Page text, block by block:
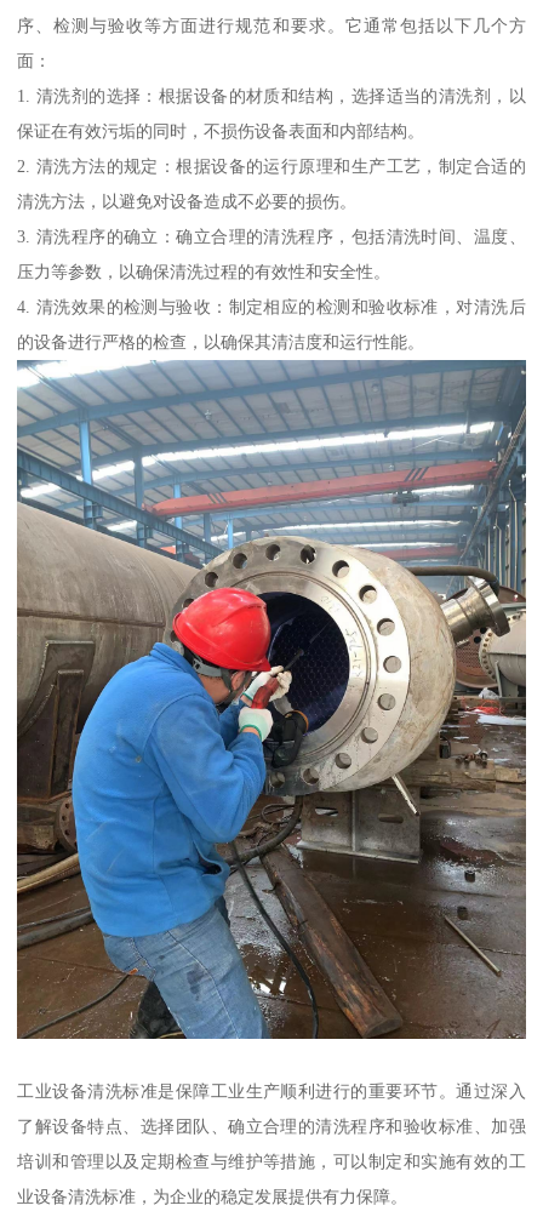
序、检测与验收等方面进行规范和要求。它通常包括以下几个方
面：
1. 清洗剂的选择：根据设备的材质和结构，选择适当的清洗剂，以
保证在有效污垢的同时，不损伤设备表面和内部结构。
2. 清洗方法的规定：根据设备的运行原理和生产工艺，制定合适的
清洗方法，以避免对设备造成不必要的损伤。
3. 清洗程序的确立：确立合理的清洗程序，包括清洗时间、温度、
压力等参数，以确保清洗过程的有效性和安全性。
4. 清洗效果的检测与验收：制定相应的检测和验收标准，对清洗后
的设备进行严格的检查，以确保其清洁度和运行性能。
工业设备清洗标准是保障工业生产顺利进行的重要环节。通过深入
了解设备特点、选择团队、确立合理的清洗程序和验收标准、加强
培训和管理以及定期检查与维护等措施，可以制定和实施有效的工
业设备清洗标准，为企业的稳定发展提供有力保障。